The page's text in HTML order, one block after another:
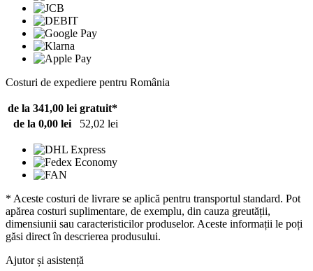
Costuri de expediere pentru România
de la 341,00 lei gratuit*
de la 0,00 lei
52,02 lei
* Aceste costuri de livrare se aplică pentru transportul standard. Pot
apărea costuri suplimentare, de exemplu, din cauza greutății,
dimensiunii sau caracteristicilor produselor. Aceste informații le poți
găsi direct în descrierea produsului.
Ajutor și asistență